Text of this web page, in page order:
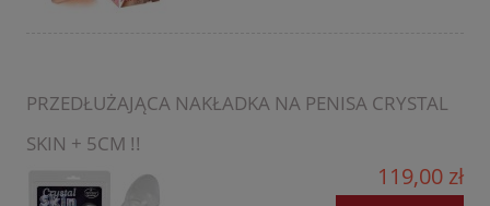
PRZEDŁUŻAJĄCA NAKŁADKA NA PENISA CRYSTAL
SKIN + 5CM !!
119,00 zł